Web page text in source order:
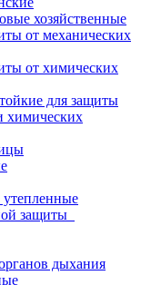
хозяйственные
от механических
от химических
для защиты
химических
утепленные
защиты
дыхания